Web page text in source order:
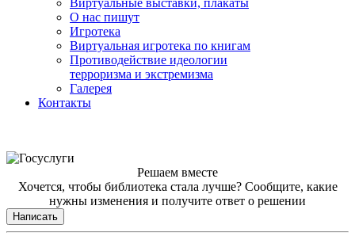
Виртуальные выставки, плакаты
О нас пишут
Игротека
Виртуальная игротека по книгам
Противодействие идеологии
терроризма и экстремизма
Галерея
Контакты
Решаем вместе
Хочется, чтобы библиотека стала лучше? Сообщите, какие
нужны изменения и получите ответ о решении
Написать